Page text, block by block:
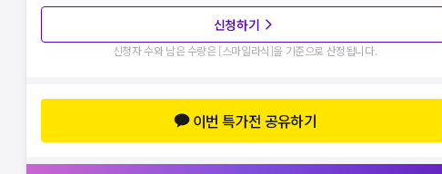
신청하기
신청자 수와 남은 수량은 [스마일라식]을 기준으로 산정됩니다.
이번 특가전 공유하기